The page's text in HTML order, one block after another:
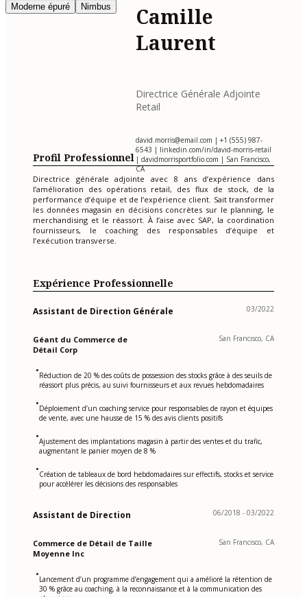
Moderne épuré
Nimbus
Camille
Laurent
Directrice Générale Adjointe
Retail
david.morris@email.com | +1 (555) 987-
6543 | linkedin.com/in/david-morris-retail
| davidmorrisportfolio.com | San Francisco,
CA
Profil Professionnel
Directrice générale adjointe avec 8 ans d’expérience dans
l’amélioration des opérations retail, des flux de stock, de la
performance d’équipe et de l’expérience client. Sait transformer
les données magasin en décisions concrètes sur le planning, le
merchandising et le réassort. À l’aise avec SAP, la coordination
fournisseurs, le coaching des responsables d’équipe et
l’exécution transverse.
Expérience Professionnelle
Assistant de Direction Générale 03/2022
Géant du Commerce de
Détail Corp
San Francisco, CA
•Réduction de 20 % des coûts de possession des stocks grâce à des seuils de
réassort plus précis, au suivi fournisseurs et aux revues hebdomadaires
•Déploiement d’un coaching service pour responsables de rayon et équipes
de vente, avec une hausse de 15 % des avis clients positifs
•Ajustement des implantations magasin à partir des ventes et du trafic,
augmentant le panier moyen de 8 %
•Création de tableaux de bord hebdomadaires sur effectifs, stocks et service
pour accélérer les décisions des responsables
Assistant de Direction 06/2018 - 03/2022
Commerce de Détail de Taille
Moyenne Inc
San Francisco, CA
•Lancement d’un programme d’engagement qui a amélioré la rétention de
30 % grâce au coaching, à la reconnaissance et à la communication des